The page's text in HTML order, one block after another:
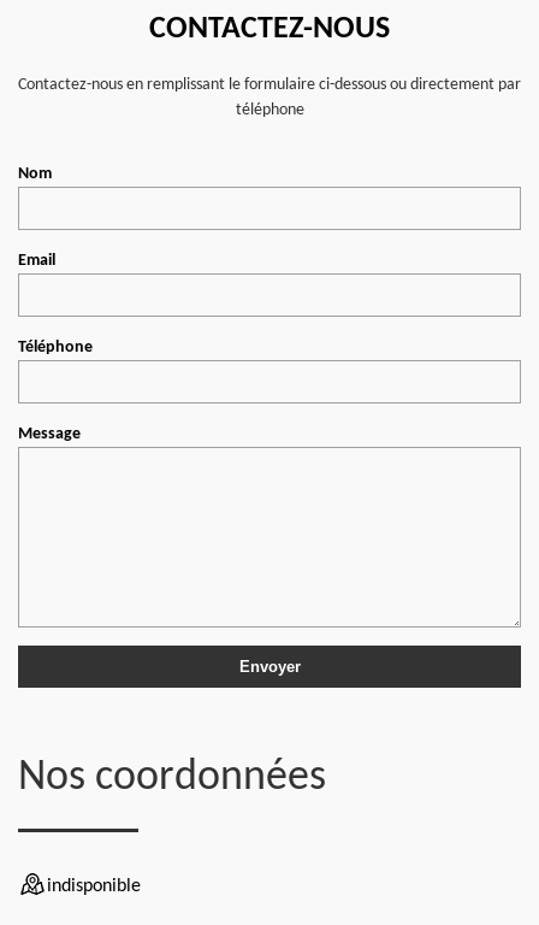
CONTACTEZ-NOUS
Contactez-nous en remplissant le formulaire ci-dessous ou directement par
téléphone
Nom
Email
Téléphone
Message
Nos coordonnées
indisponible